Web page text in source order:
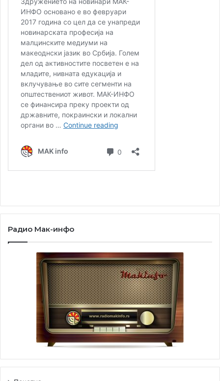
филмовите „Олуја“ и „Недела“.
Во 2025 година беше избран од Меѓународната
асоцијација на кастинг директори (ICDA) и Filmmakers
Europe за учество во програмата „One Minute
Monologue – Create to Connect“ во рамките на 66.
Меѓународен филмски фестивал во Солун, што
претставува значајно меѓународно признание за
неговата работа.
меѓународната сцена. Во моментов работи на нов
интернационален филмски проект, чија премиера се
очекува во текот на 2026 година.
претставува особена гордост и уште една потврда дека
претставници на европската културна сцена.
Радио Мак-инфо